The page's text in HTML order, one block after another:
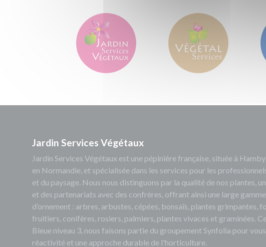
Jardin Services Végétaux
Jardin Services Végétaux est une pépinière française, située à
en Normandie, et spécialisée dans les services pour les
et du paysage. Nous nous distinguons par la qualité de nos plantes,
et des partenariats avec des confrères, offrant ainsi une large
d’ornement : arbres, arbustes, cépées, bonsaïs, plantes grimpantes,
fruitiers, conifères, rosiers, palmiers, plantes vivaces et graminées.
Bleue niveau 3, nous faisons partie du groupement Synfolia pour
réactivité et une approche durable de l'horticulture.